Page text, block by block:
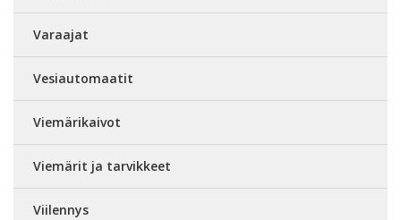
Varaajat
Vesiautomaatit
Viemärikaivot
Viemärit ja tarvikkeet
Viilennys